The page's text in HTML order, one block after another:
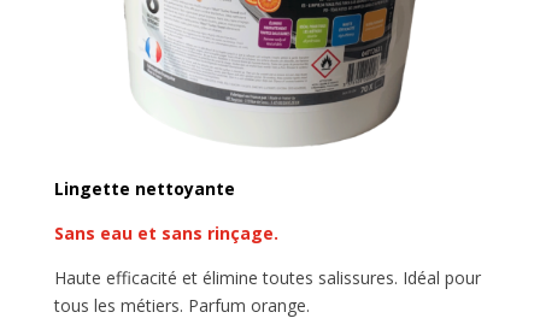
Lingette nettoyante
Sans eau et sans rinçage.
Haute efficacité et élimine toutes salissures. Idéal pour
tous les métiers. Parfum orange.